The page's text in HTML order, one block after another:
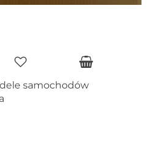
samochodów